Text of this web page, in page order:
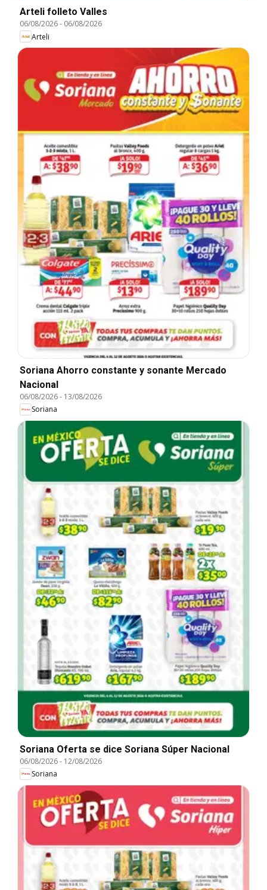
Arteli folleto Valles
06/08/2026- 06/08/2026
Arteli
Soriana Ahorro constante y sonante Mercado
Nacional
06/08/2026- 13/08/2026
Soriana
Soriana Oferta se dice Soriana Súper Nacional
06/08/2026- 12/08/2026
Soriana